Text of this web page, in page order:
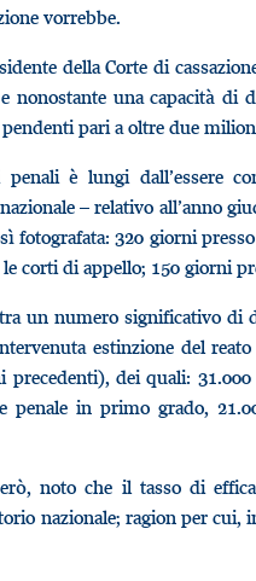
vorrebbe.
della Corte di
nonostante una capacità di
pari a oltre due
è lungi dall’essere
– relativo all’anno
fotografata: 320 giorni
corti di appello; 150 giorni
un numero significativo di
estinzione del
precedenti), dei quali:
penale in primo grado,
noto che il tasso di
nazionale; ragion per